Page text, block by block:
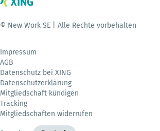
© New Work SE | Alle Rechte vorbehalten
Impressum
AGB
Datenschutz bei XING
Datenschutzerklärung
Mitgliedschaft kündigen
Tracking
Mitgliedschaften widerrufen